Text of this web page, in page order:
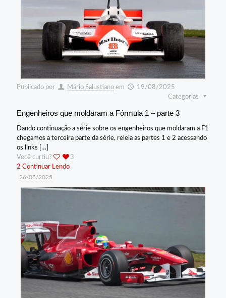
Publicado por Mário Salustiano em
19/08/2025
Categorias
Engenheiros que moldaram a Fórmula 1 – parte 3
Dando continuação a série sobre os engenheiros que moldaram a F1
chegamos a terceira parte da série, releia as partes 1 e 2 acessando
os links […]
Você curtiu?
3
2 Continuar Lendo
26/08/2025